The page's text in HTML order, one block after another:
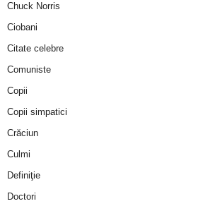
Chuck Norris
Ciobani
Citate celebre
Comuniste
Copii
Copii simpatici
Crăciun
Culmi
Definiţie
Doctori